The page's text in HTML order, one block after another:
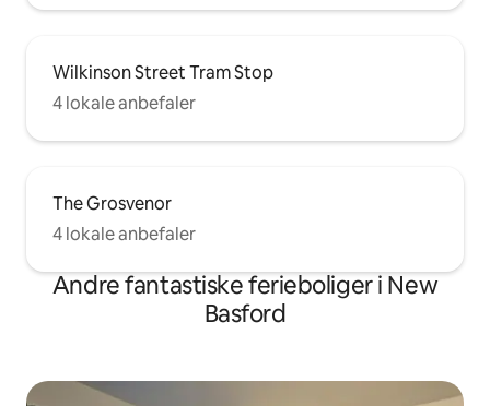
Wilkinson Street Tram Stop
4 lokale anbefaler
The Grosvenor
4 lokale anbefaler
Andre fantastiske ferieboliger i New
Basford